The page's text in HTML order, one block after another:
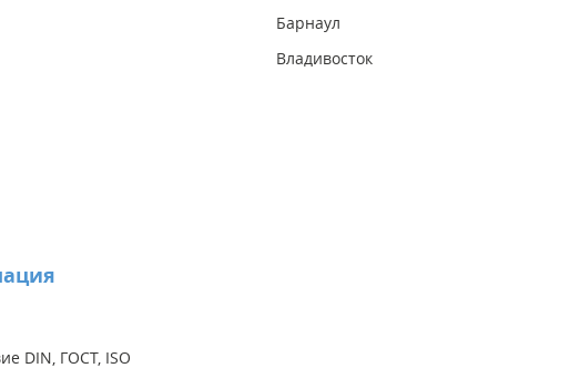
DIN, ГОСТ, ISO
Барнаул
Владивосток